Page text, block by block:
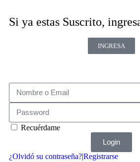
Si ya estas Suscrito,
INGRESA
Recuérdame
Login
¿Olvidó su contraseña?|Registrarse